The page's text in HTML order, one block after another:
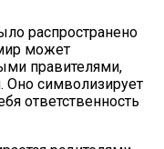
распространено
может
правителями,
символизирует
ответственность